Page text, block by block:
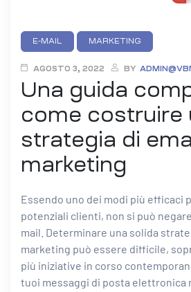
Categories
E-MAIL MARKETING
AGOSTO 3, 2022 BY
Una guida
come costruire
strategia di
marketing
Essendo uno dei modi più efficaci
potenziali clienti, non si può
mail. Determinare una solida
marketing può essere difficile,
più iniziative in corso
tuoi messaggi di posta elettronica